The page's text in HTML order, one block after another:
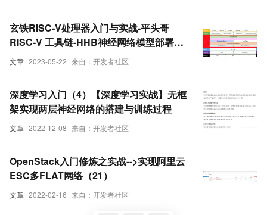
文章 2023-05-22 来自：开发者社区
玄铁RISC-V处理器入门与实战-平头哥
RISC-V 工具链-HHB神经网络模型部署工
具
文章 2022-12-08 来自：开发者社区
深度学习入门（4）【深度学习实战】无框
架实现两层神经网络的搭建与训练过程
文章 2022-02-16 来自：开发者社区
OpenStack入门修炼之实战-->实现阿里云
ESC多FLAT网络（21）